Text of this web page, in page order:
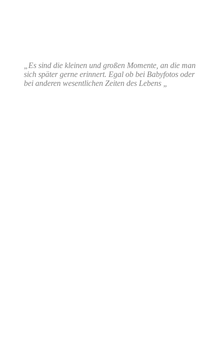
„Es sind die kleinen und großen Momente, an die man
sich später gerne erinnert. Egal ob bei Babyfotos oder
bei anderen wesentlichen Zeiten des Lebens „